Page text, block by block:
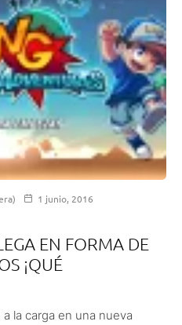
1 junio, 2016
EN FORMA DE
¡QUÉ
la carga en una nueva